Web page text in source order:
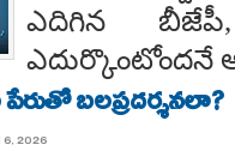
ఎదిగిన బీజేపీ,
ఎదుర్కొంటోందనే
బలప్రదర్శనలా?
6, 2026